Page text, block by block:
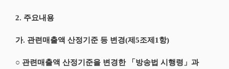
2. 주요내용
가. 관련매출액 산정기준 등 변경(제5조제1항)
○ 관련매출액 산정기준을 변경한 「방송법 시행령」과